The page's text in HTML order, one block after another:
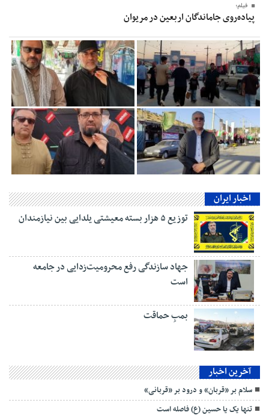
فیلم؛
پیاده‌روی جاماندگان اربعین در مریوان
اخبار ایران
توزیع ۵ هزار بسته معیشتی یلدایی بین نیازمندان
جهاد سازندگی رفع محرومیت‌زدایی در جامعه
است
بمبِ حماقت
آخرین اخبار
سلام بر «قربان» و درود بر «قربانی»
تنها یک یا حسین (ع) فاصله است